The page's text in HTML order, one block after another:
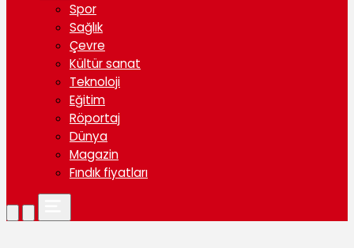
Spor
Sağlık
Çevre
Kültür sanat
Teknoloji
Eğitim
Röportaj
Dünya
Magazin
Fındık fiyatları